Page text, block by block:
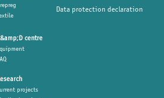
centre
projects
Data protection declaration